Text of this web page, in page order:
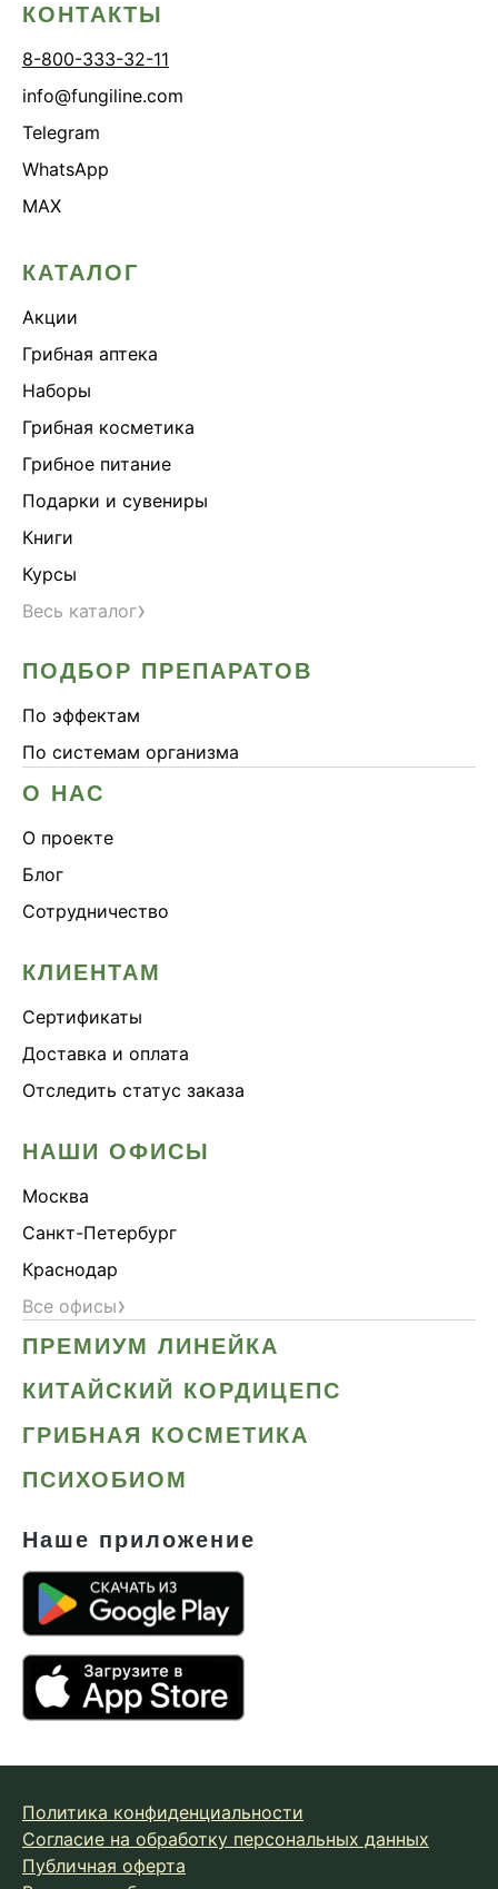
КОНТАКТЫ
8-800-333-32-11
info@fungiline.com
Telegram
WhatsApp
MAX
КАТАЛОГ
Акции
Грибная аптека
Наборы
Грибная косметика
Грибное питание
Подарки и сувениры
Книги
Курсы
Весь каталог›
ПОДБОР ПРЕПАРАТОВ
По эффектам
По системам организма
О НАС
О проекте
Блог
Сотрудничество
КЛИЕНТАМ
Сертификаты
Доставка и оплата
Отследить статус заказа
НАШИ ОФИСЫ
Москва
Санкт-Петербург
Краснодар
Все офисы›
ПРЕМИУМ ЛИНЕЙКА
КИТАЙСКИЙ КОРДИЦЕПС
ГРИБНАЯ КОСМЕТИКА
ПСИХОБИОМ
Наше приложение
Политика конфиденциальности
Согласие на обработку персональных данных
Публичная оферта